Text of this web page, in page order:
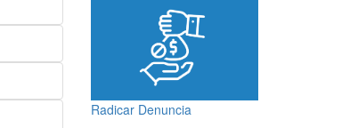
Radicar Denuncia